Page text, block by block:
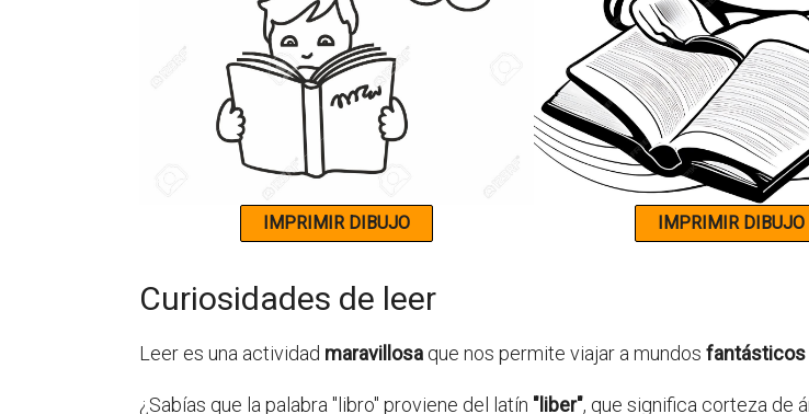
Curiosidades de leer
Leer es una actividad maravillosa que nos permite viajar a mundos fantásticos
¿Sabías que la palabra "libro" proviene del latín "liber", que significa corteza de